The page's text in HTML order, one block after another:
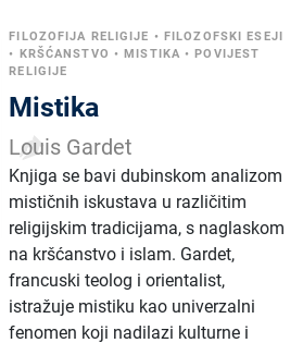
FILOZOFIJA RELIGIJE • FILOZOFSKI ESEJI
• KRŠĆANSTVO •MISTIKA •POVIJEST
RELIGIJE
Mistika
Louis Gardet
Knjiga se bavi dubinskom analizom
mističnih iskustava u različitim
religijskim tradicijama, s naglaskom
na kršćanstvo i islam. Gardet,
francuski teolog i orientalist,
istražuje mistiku kao univerzalni
fenomen koji nadilazi kulturne i